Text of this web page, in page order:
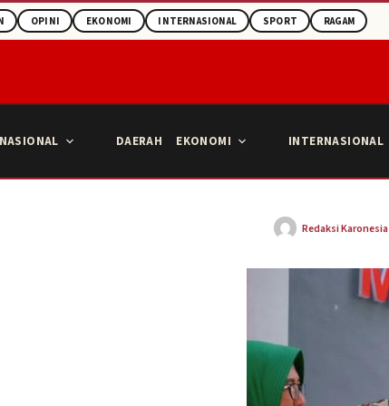
OPINI EKONOMI INTERNASIONAL SPORT RAGAM
NASIONAL DAERAH EKONOMI INTERNASIONAL
Redaksi Karonesia